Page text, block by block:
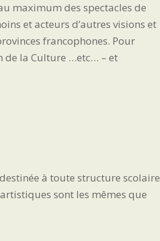
maximum des spectacles de
et acteurs d’autres visions et
francophones. Pour
de la Culture …etc… – et
à toute structure scolaire
sont les mêmes que